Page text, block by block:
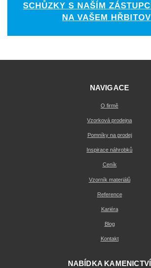
SCHŮZKY S NAŠÍM
NA VAŠEM
NAVIGACE
O firmě
Vzorková prodejna
Pomníky na prodej
Inspirace náhrobků
Ceník
Vzorník materiálů
Reference
Kariéra
Blog
Kontakt
NABÍDKA KAMENICTVÍ